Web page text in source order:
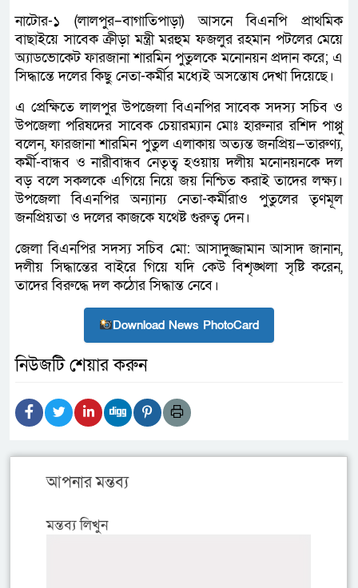
নাটোর-১ (লালপুর–বাগাতিপাড়া) আসনে বিএনপি প্রাথমিক
বাছাইয়ে সাবেক ক্রীড়া মন্ত্রী মরহুম ফজলুর রহমান পটলের মেয়ে
অ্যাডভোকেট ফারজানা শারমিন পুতুলকে মনোনয়ন প্রদান করে; এ
সিদ্ধান্তে দলের কিছু নেতা-কর্মীর মধ্যেই অসন্তোষ দেখা দিয়েছে।
এ প্রেক্ষিতে লালপুর উপজেলা বিএনপির সাবেক সদস্য সচিব ও
উপজেলা পরিষদের সাবেক চেয়ারম্যান মোঃ হারুনার রশিদ পাপ্পু
বলেন, ফারজানা শারমিন পুতুল এলাকায় অত্যন্ত জনপ্রিয়—তারুণ্য,
কর্মী-বান্ধব ও নারীবান্ধব নেতৃত্ব হওয়ায় দলীয় মনোনয়নকে দল
বড় বলে সকলকে এগিয়ে নিয়ে জয় নিশ্চিত করাই তাদের লক্ষ্য।
উপজেলা বিএনপির অন্যান্য নেতা-কর্মীরাও পুতুলের তৃণমূল
জনপ্রিয়তা ও দলের কাজকে যথেষ্ট গুরুত্ব দেন।
জেলা বিএনপির সদস্য সচিব মো: আসাদুজ্জামান আসাদ জানান,
দলীয় সিদ্ধান্তের বাইরে গিয়ে যদি কেউ বিশৃঙ্খলা সৃষ্টি করেন,
তাদের বিরুদ্ধে দল কঠোর সিদ্ধান্ত নেবে।
Download News PhotoCard
নিউজটি শেয়ার করুন
আপনার মন্তব্য
মন্তব্য লিখুন